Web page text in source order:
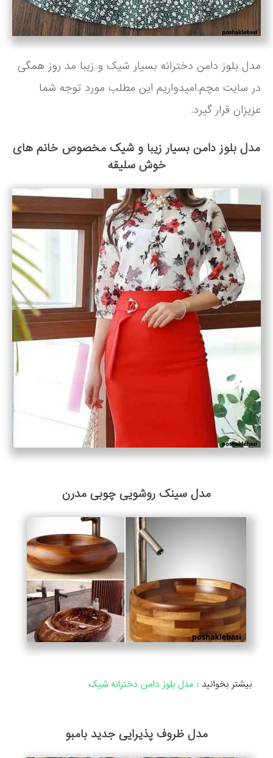
مدل بلوز دامن دخترانه بسیار شیک و زیبا مد روز همگی
در سایت مچم.امیدواریم این مطلب مورد توجه شما
عزیزان قرار گیرد.
مدل بلوز دامن بسیار زیبا و شیک مخصوص خانم های
خوش سلیقه
مدل سینک روشویی چوبی مدرن
بیشتر بخوانید : مدل بلوز دامن دخترانه شیک
مدل ظروف پذیرایی جدید بامبو